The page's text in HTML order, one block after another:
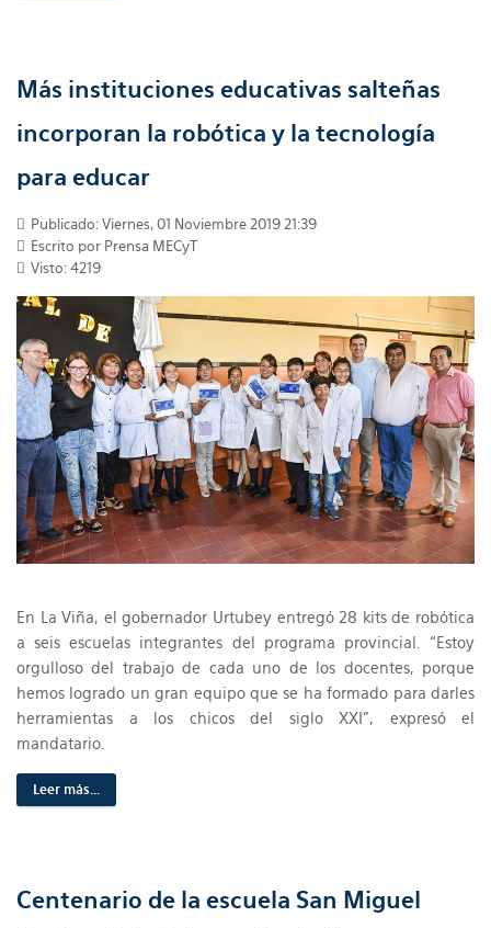
Más instituciones educativas salteñas
incorporan la robótica y la tecnología
para educar
Publicado: Viernes, 01 Noviembre 2019 21:39
Escrito por Prensa MECyT
Visto: 4219
En La Viña, el gobernador Urtubey entregó 28 kits de robótica
a seis escuelas integrantes del programa provincial. “Estoy
orgulloso del trabajo de cada uno de los docentes, porque
hemos logrado un gran equipo que se ha formado para darles
herramientas a los chicos del siglo XXI”, expresó el
mandatario.
Leer más...
Centenario de la escuela San Miguel